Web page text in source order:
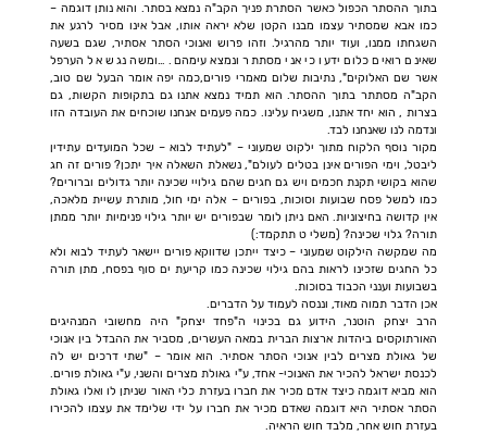
בתוך ההסתר הכפול כאשר הסתרת פניך הקב"ה נמצא בסתר. והוא נותן דוגמה –
כמו אבא שמסתיר עצמו מבנו הקטן שלא יראה אותו, אבל אינו מסיר לרגע את
השגחתו ממנו, ועוד יותר מהרגיל. וזהו פרוש ואנוכי הסתר אסתיר, שגם בשעה
שאינם רואים כלום ידעו כי אני מסתתר ונמצא עימהם. …ומשה נגש אל הערפל
אשר שם האלוקים", נתיבות שלום מאמרי פורים,כמה יפה אומר הבעל שם טוב,
הקב"ה מסתתר בתוך ההסתר. הוא תמיד נמצא אתנו גם בתקופות הקשות, גם
בצרות , הוא יחד אתנו, משגיח עלינו. כמה פעמים אנחנו שוכחים את העובדה הזו
ונדמה לנו שאנחנו לבד.
מקור נוסף הלקוח מתוך ילקוט שמעוני – "לעתיד לבוא – שכל המועדים עתידין
ליבטל, וימי הפורים אינן בטלים לעולם", נשאלת השאלה איך יתכן? פורים זה חג
שהוא בקושי תקנת חכמים ויש גם חגים שהם גילויי שכינה יותר גדולים וברורים?
כמו למשל פסח שבועות וסוכות, בפורים – אלה ימי חול, מותרת עשיית מלאכה,
אין קדושה בחיצוניות. האם ניתן לומר שבפורים יש יותר גילוי פנימיות יותר ממתן
תורה? גלוי שכינה? (משלי ט תתקמד:)
מה שמקשה הילקוט שמעוני – כיצד ייתכן שדווקא פורים יישאר לעתיד לבוא ולא
כל החגים שזכינו לראות בהם גילוי שכינה כמו קריעת ים סוף בפסח, מתן תורה
בשבועות וענני הכבוד בסוכות.
אכן הדבר תמוה מאוד, וננסה לעמוד על הדברים.
הרב יצחק הוטנר, הידוע גם בכינוי ה"פחד יצחק" היה מחשובי המנהיגים
האורתוקסים ביהדות ארצות הברית במאה העשרים, מסביר את ההבדל בין אנוכי
של גאולת מצרים לבין אנוכי הסתר אסתיר. הוא אומר – "שתי דרכים יש לה
לכנסת ישראל להכיר את האנוכי- אחד, ע"י גאולת מצרים והשני, ע"י גאולת פורים.
הוא מביא דוגמה כיצד אדם מכיר את חברו בעזרת כלי האור שניתן לו ואלו גאולת
הסתר אסתיר היא דוגמה שאדם מכיר את חברו על ידי שלימד את עצמו להכירו
בעזרת חוש אחר, מלבד חוש הראיה.